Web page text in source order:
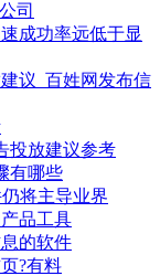
司
成功率远低于显
议_百姓网发布信
投放建议参考
有哪些
将主导业界
品工具
的软件
?有料